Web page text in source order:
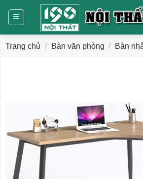
dung
Trang chủ / Bàn văn phòng / Bàn